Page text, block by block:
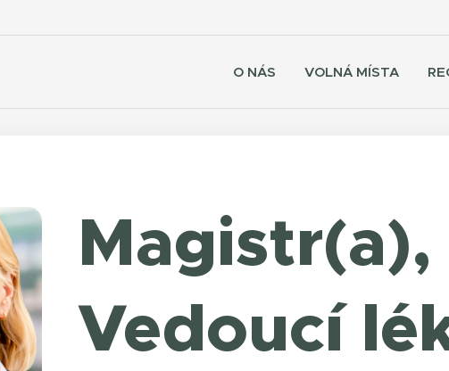
O NÁS VOLNÁ MÍSTA
Magistr(a),
Vedoucí